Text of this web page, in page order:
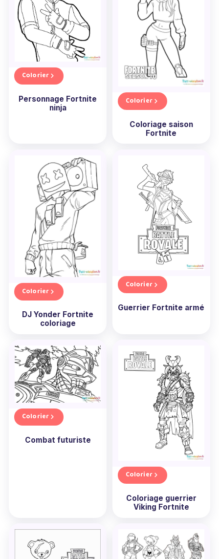
Colorier
Personnage Fortnite
ninja
Colorier
Coloriage saison
Fortnite
Colorier
DJ Yonder Fortnite
coloriage
Colorier
Guerrier Fortnite armé
Colorier
Combat futuriste
Colorier
Coloriage guerrier
Viking Fortnite